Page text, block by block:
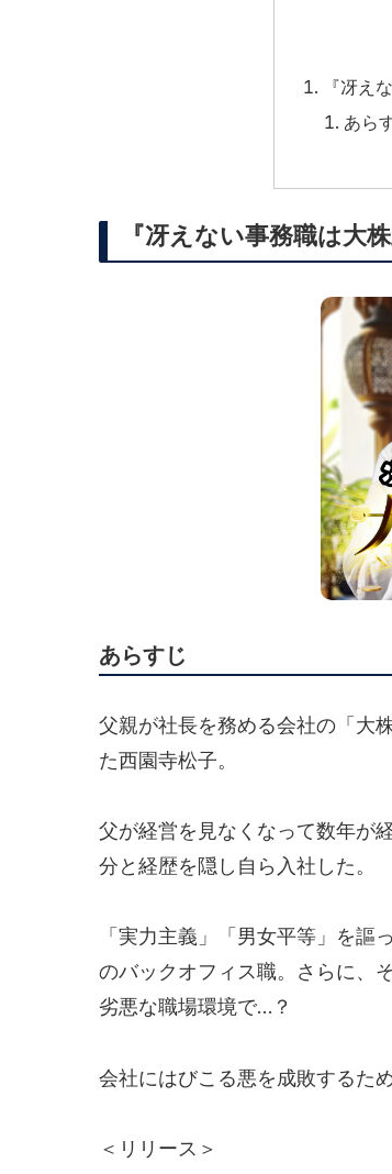
『冴え
あら
『冴えない事務職は大
あらすじ
父親が社長を務める会社の「大
た西園寺松子。
父が経営を見なくなって数年が
分と経歴を隠し自ら入社した。
「実力主義」「男女平等」を謳
のバックオフィス職。さらに、
劣悪な職場環境で…？
会社にはびこる悪を成敗するた
＜リリース＞